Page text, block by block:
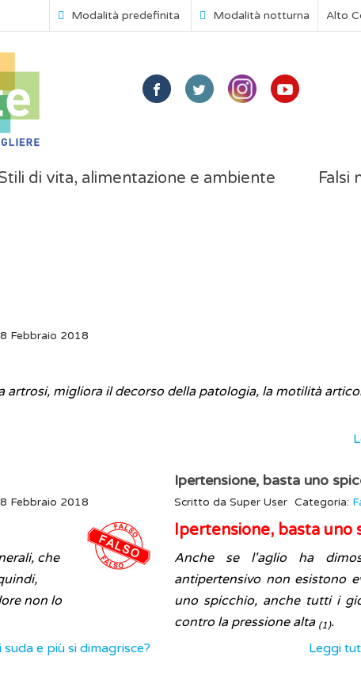
Modalità predefinita Modalità notturna Alto
di vita, alimentazione e ambiente Falsi
Febbraio 2018
migliora il decorso della patologia, la motilità
Febbraio 2018
che
non lo
e più si dimagrisce?
Ipertensione, basta uno
Scritto da Super User Categoria:
Ipertensione, basta uno
Anche se l'aglio ha
antipertensivo non esistono
uno spicchio, anche tutti i
contro la pressione alta (1).
Leggi